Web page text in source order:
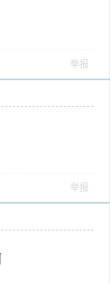
举报
举报